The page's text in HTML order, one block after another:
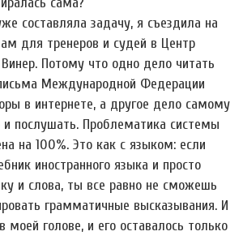
составляла задачу, я съездила на
для тренеров и судей в Центр
Потому что одно дело читать
Международной Федерации
в интернете, а другое дело самому
и послушать. Проблематика системы
на 100%. Это как с языком: если
иностранного языка и просто
и слова, ты все равно не сможешь
грамматичные высказывания. И
моей голове, и его оставалось только